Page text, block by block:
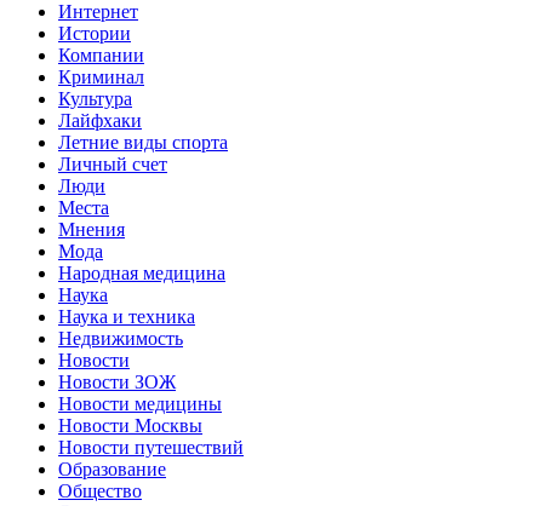
Интернет
Истории
Компании
Криминал
Культура
Лайфхаки
Летние виды спорта
Личный счет
Люди
Места
Мнения
Мода
Народная медицина
Наука
Наука и техника
Недвижимость
Новости
Новости ЗОЖ
Новости медицины
Новости Москвы
Новости путешествий
Образование
Общество